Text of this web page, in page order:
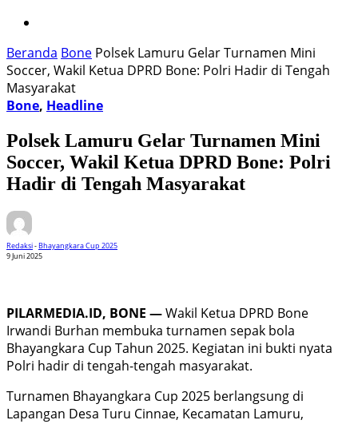
Beranda Bone Polsek Lamuru Gelar Turnamen Mini
Soccer, Wakil Ketua DPRD Bone: Polri Hadir di Tengah
Masyarakat
Bone, Headline
Polsek Lamuru Gelar Turnamen Mini
Soccer, Wakil Ketua DPRD Bone: Polri
Hadir di Tengah Masyarakat
Redaksi-Bhayangkara Cup 2025
9 Juni 2025
PILARMEDIA.ID, BONE —Wakil Ketua DPRD Bone
Irwandi Burhan membuka turnamen sepak bola
Bhayangkara Cup Tahun 2025. Kegiatan ini bukti nyata
Polri hadir di tengah-tengah masyarakat.
Turnamen Bhayangkara Cup 2025 berlangsung di
Lapangan Desa Turu Cinnae, Kecamatan Lamuru,